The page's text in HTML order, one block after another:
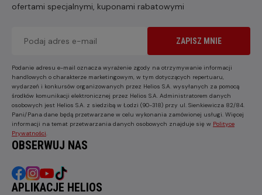
ofertami specjalnymi, kuponami rabatowymi
ZAPISZ MNIE
Podanie adresu e-mail oznacza wyrażenie zgody na otrzymywanie informacji
handlowych o charakterze marketingowym, w tym dotyczących repertuaru,
wydarzeń i konkursów organizowanych przez Helios S.A. wysyłanych za pomocą
środków komunikacji elektronicznej przez Helios S.A. Administratorem danych
osobowych jest Helios S.A. z siedzibą w Łodzi (90-318) przy ul. Sienkiewicza 82/84.
Pani/Pana dane będą przetwarzane w celu wykonania zamówionej usługi. Więcej
informacji na temat przetwarzania danych osobowych znajduje się w Polityce
Prywatności
OBSERWUJ NAS
APLIKACJE HELIOS